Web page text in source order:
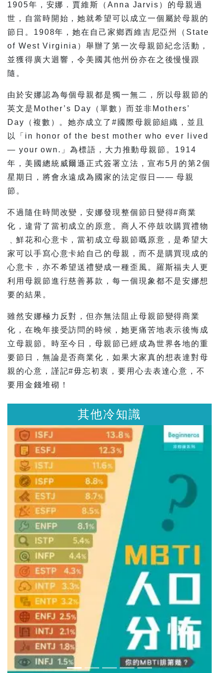
1905年，安娜．賈維斯（Anna Jarvis）的母親過
世，自當時開始，她就希望可以成立一個屬於母親的
節日。1908年，她在自己家鄉西維吉尼亞州（State
of West Virginia）舉辦了第一次母親節紀念活動，
並獲得廣大迴響，令美國其他州份亦在之後慢慢跟
隨。
由於安娜認為每個母親都是獨一無二，所以母親節的
英文是Mother’s Day（單數）而並非Mothers’
Day（複數）。她亦成立了#國際母親節組織，並且
以「in honor of the best mother who ever lived
— your own.」為標語，大力推動母親節。1914
年，美國總統威爾遜正式簽署立法，宣布5月的第2個
星期日，將會永遠成為國家的法定假日—— 母親
節。
不過隨住時間改變，安娜發現整個節日變得#商業
化，違背了當初成立的原意。商人不停鼓吹購買禮物
﹑鮮花和心意卡，當初成立母親節嘅原意，是希望大
家可以手寫心意卡給自己的母親，而不是購買現成的
心意卡，亦不希望送禮變成一種歪風。羅斯福夫人更
利用母親節進行慈善募款，每一個現象都不是安娜想
要的結果。
雖然安娜極力反對，但亦無法阻止母親節變得商業
化，在晚年接受訪問的時候，她更痛苦地表示後悔成
立母親節。時至今日，母親節已經成為世界各地的重
要節日，無論是否商業化，如果大家真的想表達對母
親的心意，謹記#毋忘初衷，要用心去表達心意，不
要用金錢堆砌！
其他冷知識